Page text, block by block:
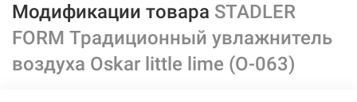
Модификации товара STADLER
FORM Традиционный увлажнитель
воздуха Oskar little lime (O-063)